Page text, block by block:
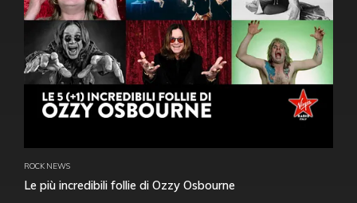
ROCK NEWS
Le più incredibili follie di Ozzy Osbourne